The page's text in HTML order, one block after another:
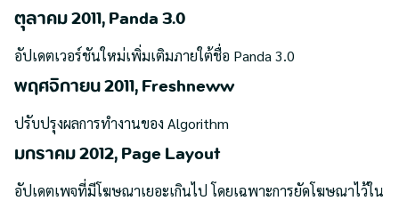
ตุลาคม 2011, Panda 3.0
อัปเดตเวอร์ชันใหม่เพิ่มเติมภายใต้ชื่อ Panda 3.0
พฤศจิกายน 2011, Freshneww
ปรับปรุงผลการทำงานของ Algorithm
มกราคม 2012, Page Layout
อัปเดตเพจที่มีโฆษณาเยอะเกินไป โดยเฉพาะการยัดโฆษณาไว้ใน